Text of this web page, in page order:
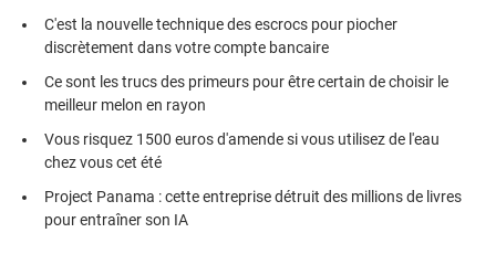
C'est la nouvelle technique des escrocs pour piocher
discrètement dans votre compte bancaire
Ce sont les trucs des primeurs pour être certain de choisir le
meilleur melon en rayon
Vous risquez 1500 euros d'amende si vous utilisez de l'eau
chez vous cet été
Project Panama : cette entreprise détruit des millions de livres
pour entraîner son IA